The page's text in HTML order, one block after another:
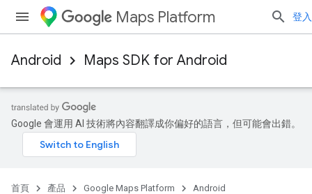
Maps Platform 登入
Android Maps SDK for Android
Google 會運用 AI 技術將內容翻譯成你偏好的語言，但可能會出錯。
首頁 產品 Google Maps Platform
Android